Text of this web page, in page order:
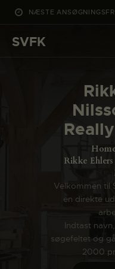
NÆSTE
SVFK
Rikke
Velkommen til
en direkte
Indtast
søgefeltet og
2000
DET SKER
PROJEKTER
CHANNEL
OM SVFK